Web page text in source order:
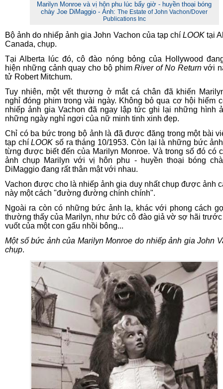
Marilyn Monroe và vị hôn phu lúc bấy giờ - huyền thoại bóng
chày Joe DiMaggio - Ảnh:The Estate of John Vachon/Dover
Publications Inc
Bộ ảnh do nhiếp ảnh gia John Vachon của tạp chí LOOKtại
Canada, chụp.
Tại Alberta lúc đó, cô đào nóng bỏng của Hollywood
hiện những cảnh quay cho bộ phimRiver of No Returnvới
tử Robert Mitchum.
Tuy nhiên, một vết thương ở mắt cá chân đã khiến
nghỉ đóng phim trong vài ngày. Không bỏ qua cơ hội hiếm
nhiếp ảnh gia Vachon đã ngay lập tức ghi lại những hình
những ngày nghỉ ngơi của nữ minh tinh xinh đẹp.
Chỉ có ba bức trong bộ ảnh là đã được đăng trong một bài
tạp chíLOOK số ra tháng 10/1953. Còn lại là những bức
từng được biết đến của Marilyn Monroe. Và trong số đó có
ảnh chụp Marilyn với vị hôn phu - huyền thoại bóng
DiMaggio đang rất thân mật với nhau.
Vachon được cho là nhiếp ảnh gia duy nhất chụp được ảnh
này một cách "đường đường chính chính".
Ngoài ra còn có những bức ảnh lạ, khác với phong cách
thường thấy của Marilyn, như bức cô đào giả vờ sợ hãi trước
vuốt của một con gấu nhồi bông...
Một số bức ảnh của Marilyn Monroe do nhiếp ảnh gia John
chụp.